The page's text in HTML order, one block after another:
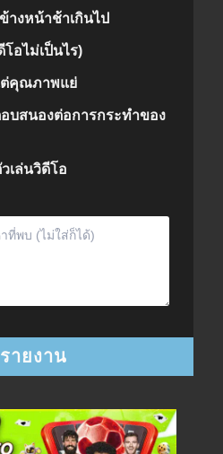
างหน้าช้าเกินไป
โอไม่เป็นไร)
ต่คุณภาพแย่
บสนองต่อการกระทำของ
เล่นวิดีโอ